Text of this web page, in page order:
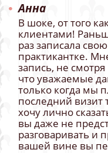
Анна
В шоке, от того
клиентами!
раз записала
практикантке.
запись, не
что уважаемые
только когда мы
последний визит
хочу лично
вы даже не
разговаривать и
вашей вине вы